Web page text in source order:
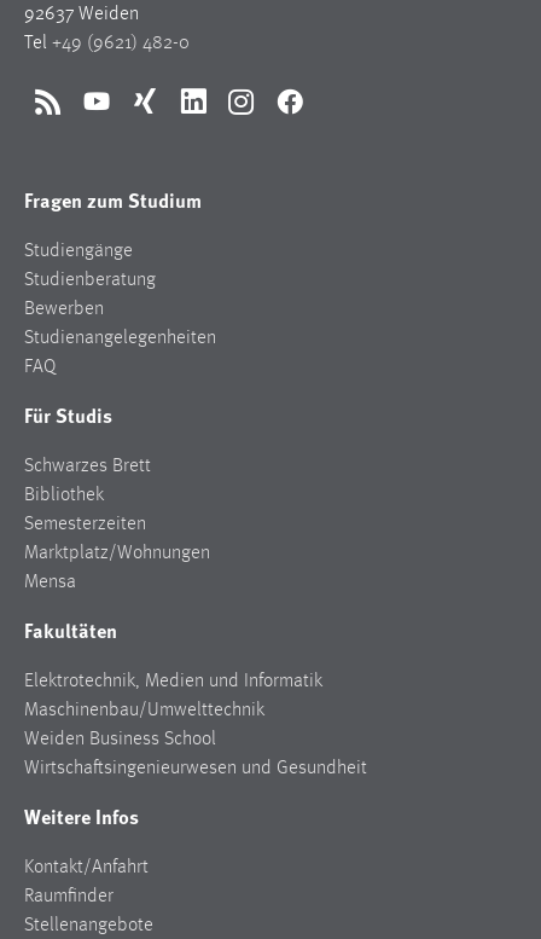
92637 Weiden
Tel +49 (9621) 482-0
RSS YouTubeXing LinkedInInstagramFacebook
Fragen zum Studium
Studiengänge
Studienberatung
Bewerben
Studienangelegenheiten
FAQ
Für Studis
Schwarzes Brett
Bibliothek
Semesterzeiten
Marktplatz/Wohnungen
Mensa
Fakultäten
Elektrotechnik, Medien und Informatik
Maschinenbau/Umwelttechnik
Weiden Business School
Wirtschaftsingenieurwesen und Gesundheit
Weitere Infos
Kontakt/Anfahrt
Raumfinder
Stellenangebote